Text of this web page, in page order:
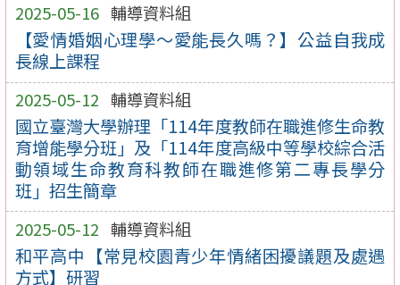
2025-05-16 輔導資料組
【愛情婚姻心理學〜愛能長久嗎？】公益自我成
長線上課程
2025-05-12 輔導資料組
國立臺灣大學辦理「114年度教師在職進修生命教
育增能學分班」及「114年度高級中等學校綜合活
動領域生命教育科教師在職進修第二專長學分
班」招生簡章
2025-05-12 輔導資料組
和平高中【常見校園青少年情緒困擾議題及處遇
方式】研習